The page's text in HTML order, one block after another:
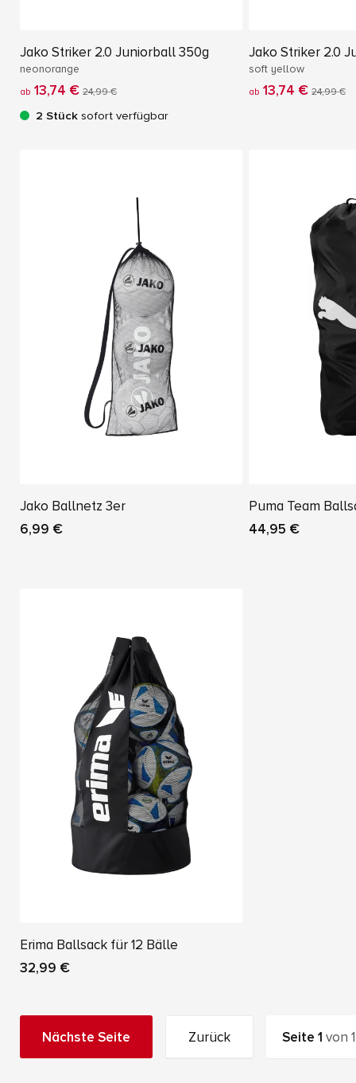
Jako Striker 2.0 Juniorball 350g
neonorange
ab 13,74 € 24,99 €
2 Stück sofort verfügbar
Jako Striker 2.0
soft yellow
ab 13,74 € 24,99 €
Jako Ballnetz 3er
6,99 €
Puma Team
44,95 €
Erima Ballsack für 12 Bälle
32,99 €
Nächste Seite Zurück Seite1 von1